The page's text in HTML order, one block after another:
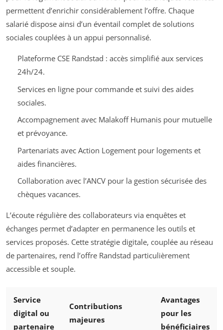
permettent d’enrichir considérablement l’offre. Chaque
salarié dispose ainsi d’un éventail complet de solutions
sociales couplées à un appui personnalisé.
Plateforme CSE Randstad : accès simplifié aux services
24h/24.
Services en ligne pour commande et suivi des aides
sociales.
Accompagnement avec Malakoff Humanis pour mutuelle
et prévoyance.
Partenariats avec Action Logement pour logements et
aides financières.
Collaboration avec l’ANCV pour la gestion sécurisée des
chèques vacances.
L’écoute régulière des collaborateurs via enquêtes et
échanges permet d’adapter en permanence les outils et
services proposés. Cette stratégie digitale, couplée au réseau
de partenaires, rend l’offre Randstad particulièrement
accessible et souple.
Service
digital ou
partenaire
Contributions
majeures
Avantages
pour les
bénéficiaires